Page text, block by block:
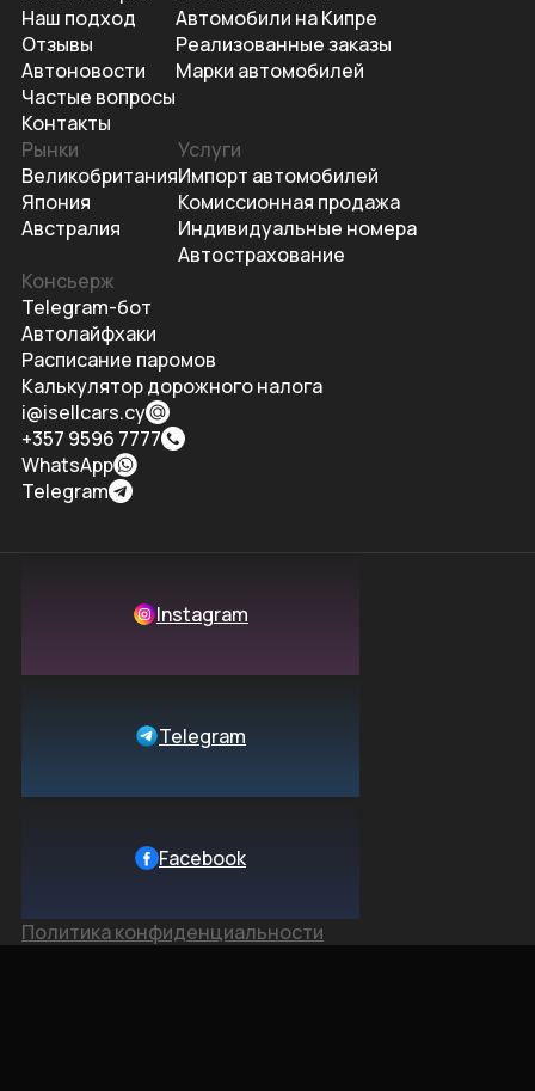
Наш подход
Отзывы
Автоновости
Частые вопросы
Контакты
Автомобили на Кипре
Реализованные заказы
Марки автомобилей
Рынки
Великобритания
Япония
Австралия
Услуги
Импорт автомобилей
Комиссионная продажа
Индивидуальные номера
Автострахование
Консьерж
Telegram-бот
Автолайфхаки
Расписание паромов
Калькулятор дорожного налога
i@isellcars.cy
+357 9596 7777
WhatsApp
Telegram
Instagram
Telegram
Facebook
Политика конфиденциальности